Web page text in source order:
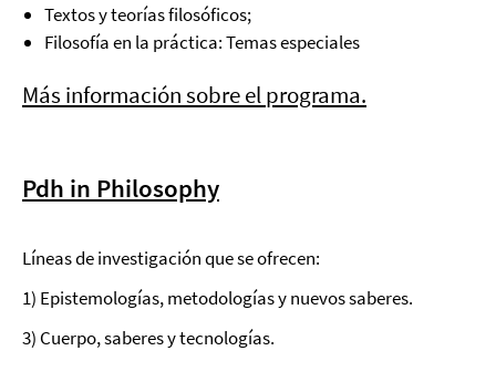
Textos y teorías filosóficos;
Filosofía en la práctica: Temas especiales
Más información sobre el programa.
Pdh in Philosophy
Líneas de investigación que se ofrecen:
1) Epistemologías, metodologías y nuevos saberes.
3) Cuerpo, saberes y tecnologías.